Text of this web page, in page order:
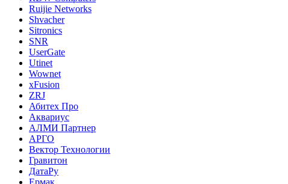
Ruijie Networks
Shvacher
Sitronics
SNR
UserGate
Utinet
Wownet
xFusion
ZRJ
Абитех Про
Аквариус
АЛМИ Партнер
АРГО
Вектор Технологии
Гравитон
ДатаРу
Ермак